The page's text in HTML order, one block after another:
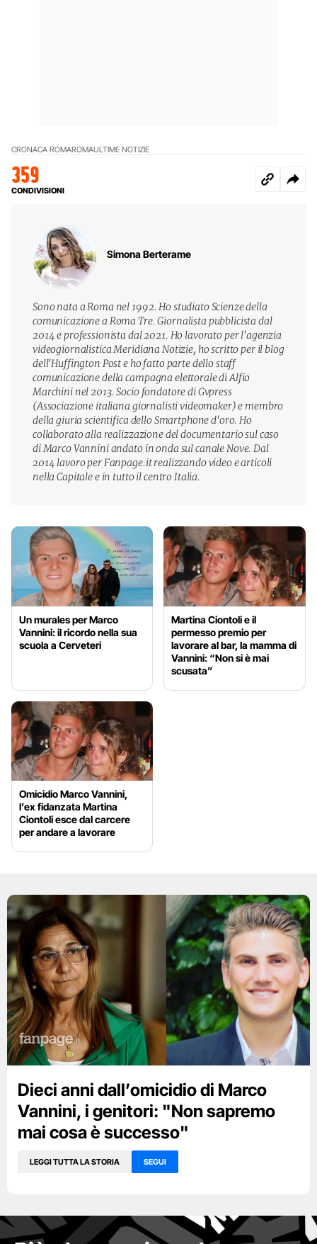
CRONACA ROMAROMAULTIME NOTIZIE
359
CONDIVISIONI
Simona Berterame
Sono nata a Roma nel 1992. Ho studiato Scienze della
comunicazione a Roma Tre. Giornalista pubblicista dal
2014 e professionista dal 2021. Ho lavorato per l'agenzia
videogiornalistica Meridiana Notizie, ho scritto per il blog
dell'Huffington Post e ho fatto parte dello staff
comunicazione della campagna elettorale di Alfio
Marchini nel 2013. Socio fondatore di Gvpress
(Associazione italiana giornalisti videomaker) e membro
della giuria scientifica dello Smartphone d'oro. Ho
collaborato alla realizzazione del documentario sul caso
di Marco Vannini andato in onda sul canale Nove. Dal
2014 lavoro per Fanpage.it realizzando video e articoli
nella Capitale e in tutto il centro Italia.
Un murales per Marco
Vannini: il ricordo nella sua
scuola a Cerveteri
Martina Ciontoli e il
permesso premio per
lavorare al bar, la mamma di
Vannini: “Non si è mai
scusata”
Omicidio Marco Vannini,
l’ex fidanzata Martina
Ciontoli esce dal carcere
per andare a lavorare
Dieci anni dall’omicidio di Marco
Vannini, i genitori: "Non sapremo
mai cosa è successo"
LEGGI TUTTA LA STORIA SEGUI